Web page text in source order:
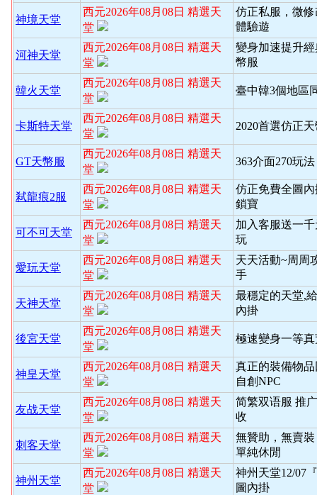
神境天堂
西元2026年08月08日 精選天
堂
仿正私服，微
體驗遊
河神天堂
西元2026年08月08日 精選天
堂
變身加速提升
幣服
韓火天堂
西元2026年08月08日 精選天
堂
臺中韓3個地區
卡斯特天堂
西元2026年08月08日 精選天
堂
2020首選仿正
GT天幣服
西元2026年08月08日 精選天
堂
363介面270玩
弒龍痕2服
西元2026年08月08日 精選天
堂
仿正免費全圖
鎖寶
可不可天堂
西元2026年08月08日 精選天
堂
加入客服送一
玩
愛玩天堂
西元2026年08月08日 精選天
堂
天天活動~周周
手
天神天堂
西元2026年08月08日 精選天
堂
最穩定的天堂,
內掛
後宮天堂
西元2026年08月08日 精選天
堂
極速變身一等
神皇天堂
西元2026年08月08日 精選天
堂
真正的裝備物
自創NPC
友战天堂
西元2026年08月08日 精選天
堂
简繁双语服 推
收
刺客天堂
西元2026年08月08日 精選天
堂
無贊助，無賣
單純休閒
神州天堂
西元2026年08月08日 精選天
堂
神州天堂12/07
圖內掛